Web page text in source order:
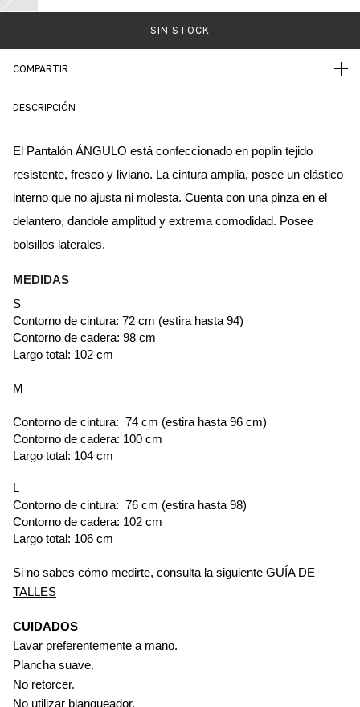
COMPARTIR
DESCRIPCIÓN
El Pantalón ÁNGULO está confeccionado en poplin tejido
resistente, fresco y liviano. La cintura amplia, posee un elástico
interno que no ajusta ni molesta. Cuenta con una pinza en el
delantero, dandole amplitud y extrema comodidad. Posee
bolsillos laterales.
MEDIDAS
S
Contorno de cintura: 72 cm (estira hasta 94)
Contorno de cadera: 98 cm
Largo total: 102 cm
M
Contorno de cintura:  74 cm (estira hasta 96 cm)
Contorno de cadera: 100 cm
Largo total: 104 cm
L
Contorno de cintura:  76 cm (estira hasta 98)
Contorno de cadera: 102 cm
Largo total: 106 cm
Si no sabes cómo medirte, consulta la siguiente GUÍA DE
TALLES
CUIDADOS
Lavar preferentemente a mano.
Plancha suave.
No retorcer.
No utilizar blanqueador.